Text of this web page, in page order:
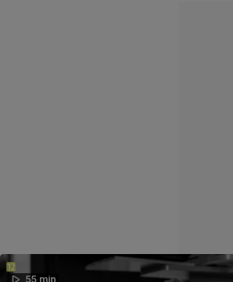
55 min